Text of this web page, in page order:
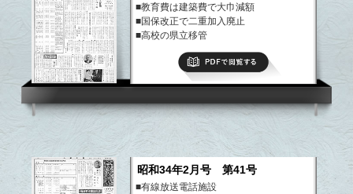
■教育費は建築費で大巾減額
■国保改正で二重加入廃止
■高校の県立移管
昭和34年2月号 第41号
■有線放送電話施設